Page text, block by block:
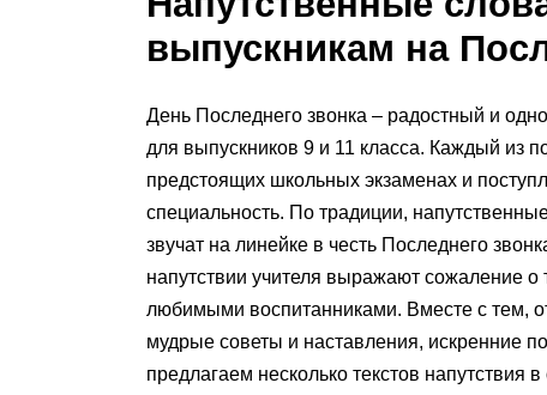
выпускникам на
День Последнего звонка – радостный и
для выпускников 9 и 11 класса. Каждый из
предстоящих школьных экзаменах и
специальность. По традиции,
звучат на линейке в честь Последнего
напутствии учителя выражают сожаление о
любимыми воспитанниками. Вместе с тем,
мудрые советы и наставления, искренние
предлагаем несколько текстов напутствия